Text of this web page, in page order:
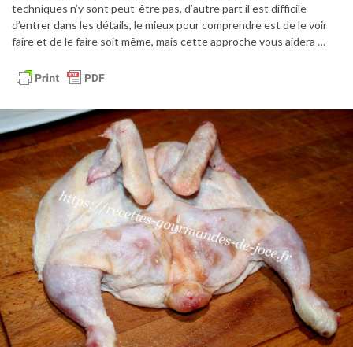
techniques n’y sont peut-être pas, d’autre part il est difficile
d’entrer dans les détails, le mieux pour comprendre est de le voir
faire et de le faire soit même, mais cette approche vous aidera …